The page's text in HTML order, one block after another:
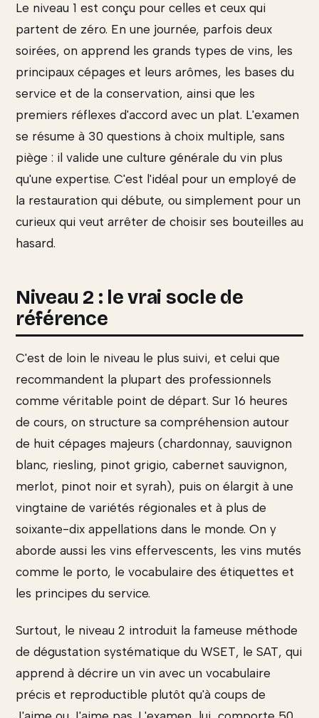
Le niveau 1 est conçu pour celles et ceux qui
partent de zéro. En une journée, parfois deux
soirées, on apprend les grands types de vins, les
principaux cépages et leurs arômes, les bases du
service et de la conservation, ainsi que les
premiers réflexes d'accord avec un plat. L'examen
se résume à 30 questions à choix multiple, sans
piège : il valide une culture générale du vin plus
qu'une expertise. C'est l'idéal pour un employé de
la restauration qui débute, ou simplement pour un
curieux qui veut arrêter de choisir ses bouteilles au
hasard.
Niveau 2 : le vrai socle de
référence
C'est de loin le niveau le plus suivi, et celui que
recommandent la plupart des professionnels
comme véritable point de départ. Sur 16 heures
de cours, on structure sa compréhension autour
de huit cépages majeurs (chardonnay, sauvignon
blanc, riesling, pinot grigio, cabernet sauvignon,
merlot, pinot noir et syrah), puis on élargit à une
vingtaine de variétés régionales et à plus de
soixante-dix appellations dans le monde. On y
aborde aussi les vins effervescents, les vins mutés
comme le porto, le vocabulaire des étiquettes et
les principes du service.
Surtout, le niveau 2 introduit la fameuse méthode
de dégustation systématique du WSET, le SAT, qui
apprend à décrire un vin avec un vocabulaire
précis et reproductible plutôt qu'à coups de